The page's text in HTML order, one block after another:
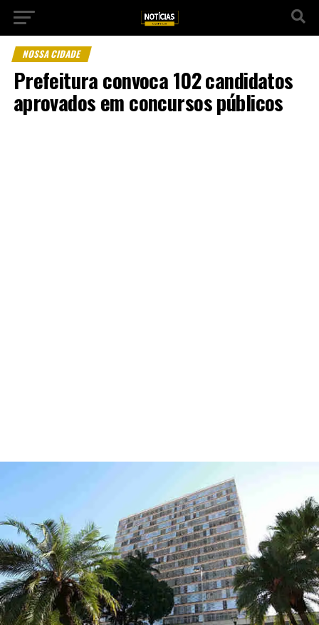
NOSSA CIDADE
Prefeitura convoca 102 candidatos
aprovados em concursos públicos